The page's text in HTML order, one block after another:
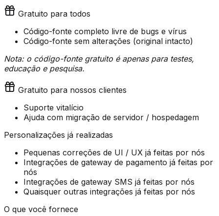
Gratuito para todos
Código-fonte completo livre de bugs e vírus
Código-fonte sem alterações (original intacto)
Nota: o código-fonte gratuito é apenas para testes,
educação e pesquisa.
Gratuito para nossos clientes
Suporte vitalício
Ajuda com migração de servidor / hospedagem
Personalizações já realizadas
Pequenas correções de UI / UX já feitas por nós
Integrações de gateway de pagamento já feitas por
nós
Integrações de gateway SMS já feitas por nós
Quaisquer outras integrações já feitas por nós
O que você fornece